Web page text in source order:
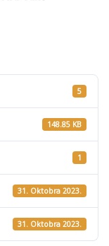
5
148.85 KB
1
31. Oktobra 2023.
31. Oktobra 2023.